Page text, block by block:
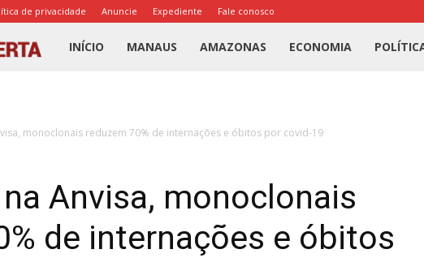
de privacidade Anuncie Expediente Fale conosco
Portal
INÍCIO MANAUS AMAZONAS ECONOMIA
monoclonais reduzem 70% de internações e óbitos por covid-19
Anvisa, monoclonais
de internações e óbitos